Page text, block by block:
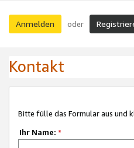
Anmelden oder
Kontakt
Bitte fülle das Formular aus und
Ihr Name: *